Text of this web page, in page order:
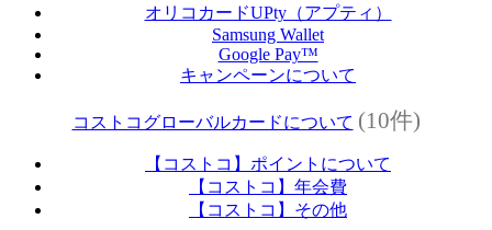
オリコカードUPty（アプティ）
Samsung Wallet
Google Pay™
キャンペーンについて
コストコグローバルカードについて (10件)
【コストコ】ポイントについて
【コストコ】年会費
【コストコ】その他